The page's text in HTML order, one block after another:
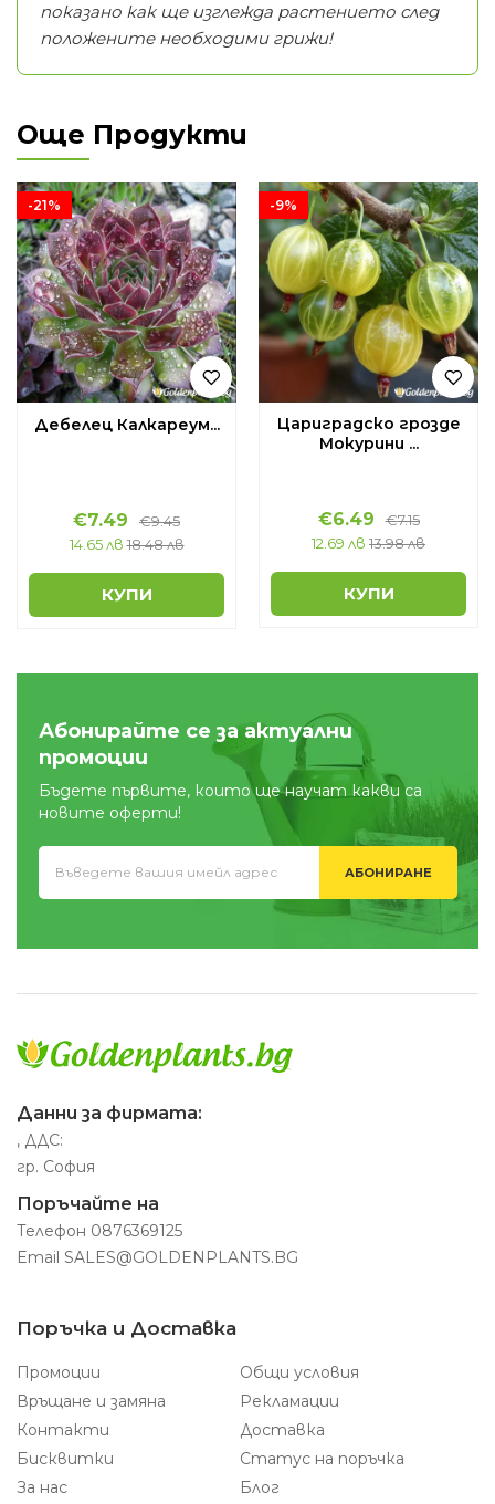
показано как ще изглежда растението след
положените необходими грижи!
Още Продукти
-21%
Дебелец Калкареум...
€7.49 €9.45
14.65 лв 18.48 лв
КУПИ
-9%
Цариградско грозде
Мокурини ...
€6.49 €7.15
12.69 лв 13.98 лв
КУПИ
Абонирайте се за актуални
промоции
Бъдете първите, които ще научат какви са
новите оферти!
АБОНИРАНЕ
Данни за фирмата:
, ДДС:
гр. София
Поръчайте на
Телефон 0876369125
Email SALES@GOLDENPLANTS.BG
Поръчка и Доставка
Промоции
Общи условия
Връщане и замяна
Рекламации
Контакти
Доставка
Бисквитки
Статус на поръчка
За нас
Блог